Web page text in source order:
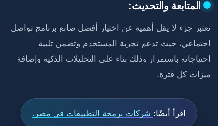
المتابعة والتحديث:
تعتبر جزء لا يقل أهمية عن اختيار أفضل صانع برنامج تواصل
اجتماعي، حيث تدعم تجربة المستخدم وتضمن تلبية
احتياجاته باستمرار وذلك بناء على التحليلات الذكية وإضافة
ميزات كل فترة.
اقرأ أيضًا: شركات برمجة التطبيقات في مصر.